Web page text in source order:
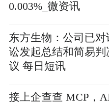
0.003%_微资讯
东方生物：公司已对
讼发起总结和简易判
议 每日短讯
接上企查查 MCP，